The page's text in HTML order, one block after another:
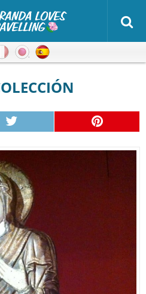
ItalianoJaponés